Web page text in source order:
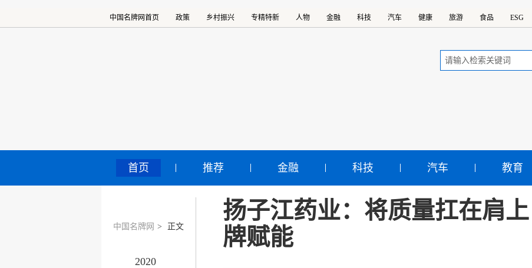
中国名牌网首页 政策 乡村振兴 专精特新 人物 金融 科技 汽车 健康 旅游 食品 ESG
首页 推荐 金融 科技 汽车 教育
中国名牌网 > 正文
2020
扬子江药业：将质量扛在肩
牌赋能